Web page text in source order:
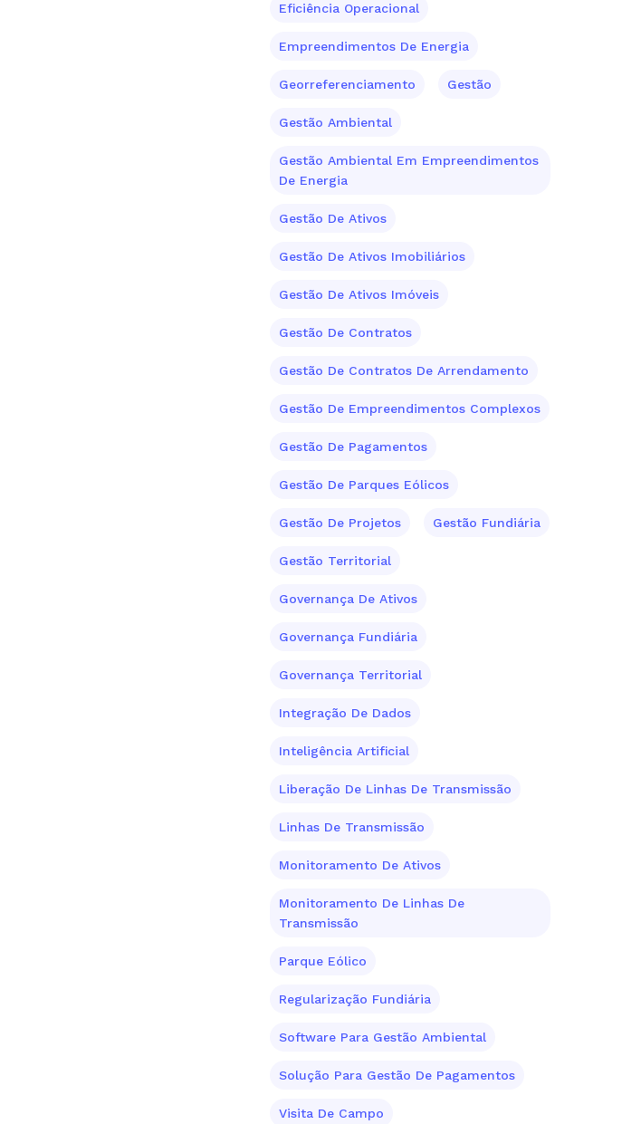
Eficiência Operacional
Empreendimentos De Energia
Georreferenciamento Gestão
Gestão Ambiental
Gestão Ambiental Em Empreendimentos
De Energia
Gestão De Ativos
Gestão De Ativos Imobiliários
Gestão De Ativos Imóveis
Gestão De Contratos
Gestão De Contratos De Arrendamento
Gestão De Empreendimentos Complexos
Gestão De Pagamentos
Gestão De Parques Eólicos
Gestão De Projetos Gestão Fundiária
Gestão Territorial
Governança De Ativos
Governança Fundiária
Governança Territorial
Integração De Dados
Inteligência Artificial
Liberação De Linhas De Transmissão
Linhas De Transmissão
Monitoramento De Ativos
Monitoramento De Linhas De
Transmissão
Parque Eólico
Regularização Fundiária
Software Para Gestão Ambiental
Solução Para Gestão De Pagamentos
Visita De Campo